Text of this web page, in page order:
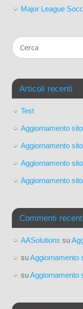
Major League
Articoli recenti
Test
Aggiornamento sito
Aggiornamento sito
Aggiornamento sito
Aggiornamento sito
Commenti
AASolutions su
suAggiornamento
suAggiornamento